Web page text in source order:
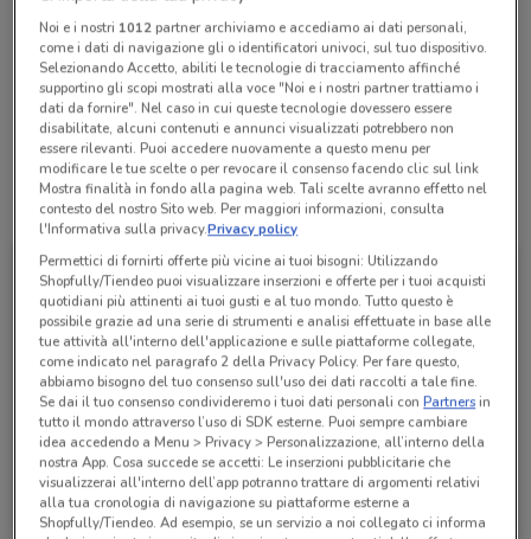
Lunedì n.d.
Martedì n.d.
Mercoledì n.d.
Giovedì n.d.
Venerdì n.d.
Sabato n.d.
Domenica n.d.
Ilmarhit Srl
Tutte le promozioni di questo negozio
Sky
Scade il 16/08 487 m
Noi e i nostri 1012partner archiviamo e accediamo ai dati personali,
come i dati di navigazione gli o identificatori univoci, sul tuo dispositivo.
Selezionando Accetto, abiliti le tecnologie di tracciamento affinché
supportino gli scopi mostrati alla voce "Noi e i nostri partner trattiamo i
dati da fornire". Nel caso in cui queste tecnologie dovessero essere
disabilitate, alcuni contenuti e annunci visualizzati potrebbero non
essere rilevanti. Puoi accedere nuovamente a questo menu per
modificare le tue scelte o per revocare il consenso facendo clic sul link
Mostra finalità in fondo alla pagina web. Tali scelte avranno effetto nel
contesto del nostro Sito web. Per maggiori informazioni, consulta
l'Informativa sulla privacy.Privacy policy
Permettici di fornirti offerte più vicine ai tuoi bisogni: Utilizzando
Shopfully/Tiendeo puoi visualizzare inserzioni e offerte per i tuoi acquisti
quotidiani più attinenti ai tuoi gusti e al tuo mondo. Tutto questo è
possibile grazie ad una serie di strumenti e analisi effettuate in base alle
tue attività all'interno dell'applicazione e sulle piattaforme collegate,
come indicato nel paragrafo 2 della Privacy Policy. Per fare questo,
abbiamo bisogno del tuo consenso sull'uso dei dati raccolti a tale fine.
Se dai il tuo consenso condivideremo i tuoi dati personali conPartnersin
tutto il mondo attraverso l’uso di SDK esterne. Puoi sempre cambiare
idea accedendo a Menu > Privacy > Personalizzazione, all’interno della
nostra App. Cosa succede se accetti: Le inserzioni pubblicitarie che
visualizzerai all'interno dell’app potranno trattare di argomenti relativi
alla tua cronologia di navigazione su piattaforme esterne a
Shopfully/Tiendeo. Ad esempio, se un servizio a noi collegato ci informa